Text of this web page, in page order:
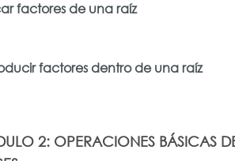
factores de una raíz
factores dentro de una raíz
2: OPERACIONES BÁSICAS